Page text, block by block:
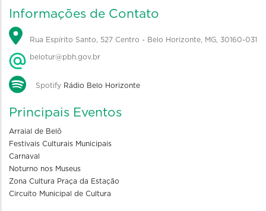
Informações de Contato
Rua Espírito Santo, 527 Centro - Belo Horizonte, MG, 30160-031
belotur@pbh.gov.br
Spotify Rádio Belo Horizonte
Principais Eventos
Arraial de Belô
Festivais Culturais Municipais
Carnaval
Noturno nos Museus
Zona Cultura Praça da Estação
Circuito Municipal de Cultura